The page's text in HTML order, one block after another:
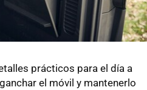
prácticos para el día a
el móvil y mantenerlo